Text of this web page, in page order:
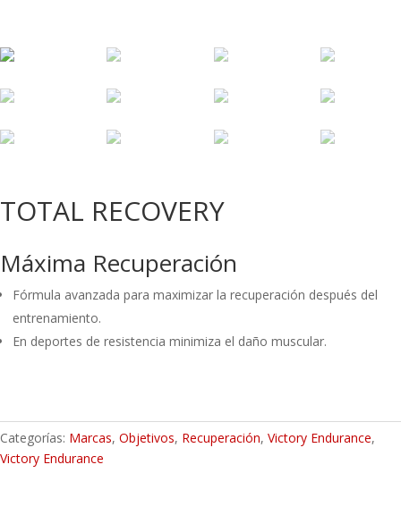
TOTAL RECOVERY
Máxima Recuperación
Fórmula avanzada para maximizar la recuperación después del
entrenamiento.
En deportes de resistencia minimiza el daño muscular.
Categorías: Marcas, Objetivos, Recuperación, Victory Endurance,
Victory Endurance